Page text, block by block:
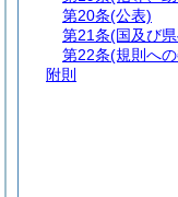
第20条(公表)
第21条(国及び
第22条(規則へ
附則